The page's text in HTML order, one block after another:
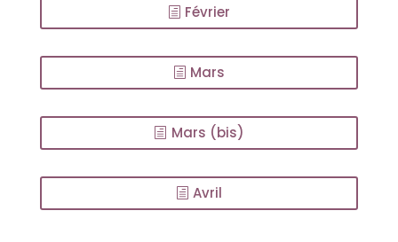
Février
Mars
Mars (bis)
Avril